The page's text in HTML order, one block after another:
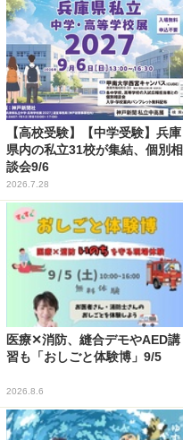
【高校受験】【中学受験】兵庫
県内の私立31校が集結、個別相
談会9/6
2026.7.28
医療✕消防、縫合デモやAED講
習も「おしごと体験博」9/5
2026.8.6